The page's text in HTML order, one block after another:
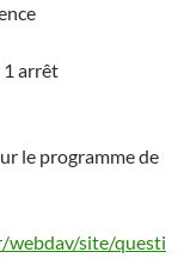
1 arrêt
le programme de
webdav/site/questi